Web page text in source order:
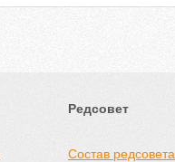
Редсовет
Состав редсовета